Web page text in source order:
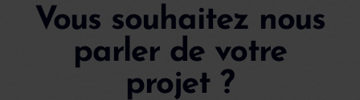
Vous souhaitez nous
parler de votre
projet ?